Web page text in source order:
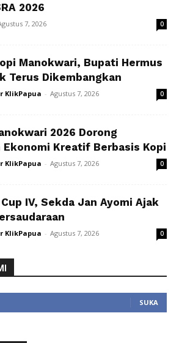
2026
7, 2026 0
Manokwari, Bupati Hermus
Terus Dikembangkan
KlikPapua - Agustus 7, 2026 0
2026 Dorong
Ekonomi Kreatif Berbasis Kopi
KlikPapua - Agustus 7, 2026 0
IV, Sekda Jan Ayomi Ajak
KlikPapua - Agustus 7, 2026 0
SUKA